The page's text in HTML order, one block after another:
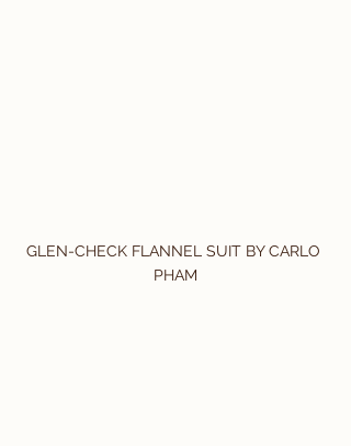
GLEN-CHECK FLANNEL SUIT BY CARLO
PHAM